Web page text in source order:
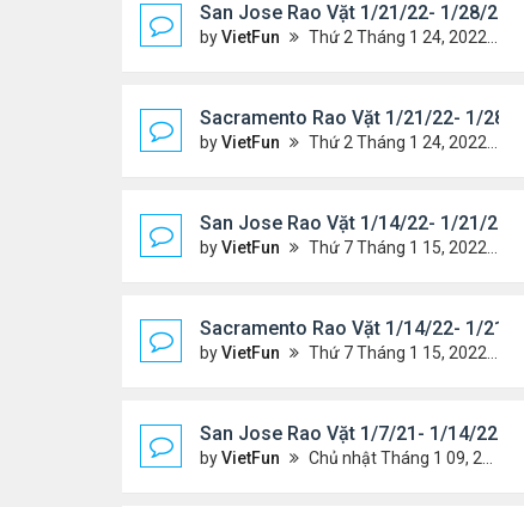
San Jose Rao Vặt 1/21/22- 1/28/22
byVietFun Thứ 2 Tháng 1 24, 2022 10:25 pm
Sacramento Rao Vặt 1/21/22- 1/28/22
byVietFun Thứ 2 Tháng 1 24, 2022 10:20 pm
San Jose Rao Vặt 1/14/22- 1/21/22
byVietFun Thứ 7 Tháng 1 15, 2022 8:54 pm
Sacramento Rao Vặt 1/14/22- 1/21/22
byVietFun Thứ 7 Tháng 1 15, 2022 8:49 pm
San Jose Rao Vặt 1/7/21- 1/14/22
byVietFun Chủ nhật Tháng 1 09, 2022 10:06 pm